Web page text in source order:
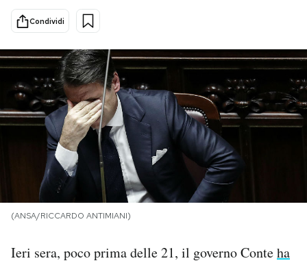
Sport
PODCAST
NEWSLETTER
I MIEI PREFERITI
SHOP
CALENDARIO
Condividi
(ANSA/RICCARDO ANTIMIANI)
Ieri sera, poco prima delle 21, il governo Conteha